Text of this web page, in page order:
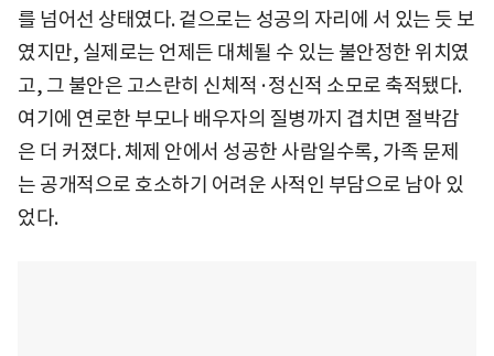
를 넘어선 상태였다. 겉으로는 성공의 자리에 서 있는 듯 보
였지만, 실제로는 언제든 대체될 수 있는 불안정한 위치였
고, 그 불안은 고스란히 신체적·정신적 소모로 축적됐다.
여기에 연로한 부모나 배우자의 질병까지 겹치면 절박감
은 더 커졌다. 체제 안에서 성공한 사람일수록, 가족 문제
는 공개적으로 호소하기 어려운 사적인 부담으로 남아 있
었다.